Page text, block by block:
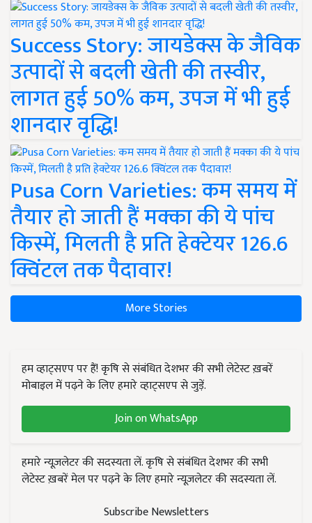
Success Story: जायडेक्स के जैविक
उत्पादों से बदली खेती की तस्वीर,
लागत हुई 50% कम, उपज में भी हुई
शानदार वृद्धि!
Pusa Corn Varieties: कम समय में
तैयार हो जाती हैं मक्का की ये पांच
किस्में, मिलती है प्रति हेक्टेयर 126.6
क्विंटल तक पैदावार!
More Stories
हम व्हाट्सएप पर हैं! कृषि से संबंधित देशभर की सभी लेटेस्ट ख़बरें
मोबाइल में पढ़ने के लिए हमारे व्हाट्सएप से जुड़ें.
Join on WhatsApp
हमारे न्यूज़लेटर की सदस्यता लें. कृषि से संबंधित देशभर की सभी
लेटेस्ट ख़बरें मेल पर पढ़ने के लिए हमारे न्यूज़लेटर की सदस्यता लें.
Subscribe Newsletters